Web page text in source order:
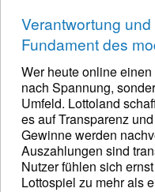
Verantwortung
Fundament des
Wer heute online
nach Spannung,
Umfeld. Lottoland
es auf Transparenz
Gewinne werden
Auszahlungen sind
Nutzer fühlen sich
Lottospiel zu mehr als